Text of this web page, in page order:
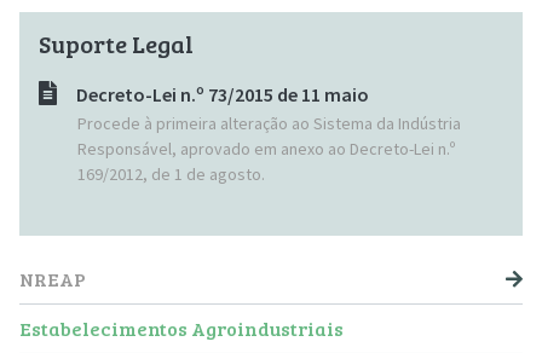
NREAP
Estabelecimentos Agroindustriais
Decreto-Lei n.º 73/2015 de 11 maio
Procede à primeira alteração ao Sistema da Indústria
Responsável, aprovado em anexo ao Decreto-Lei n.º
169/2012, de 1 de agosto.
Suporte Legal